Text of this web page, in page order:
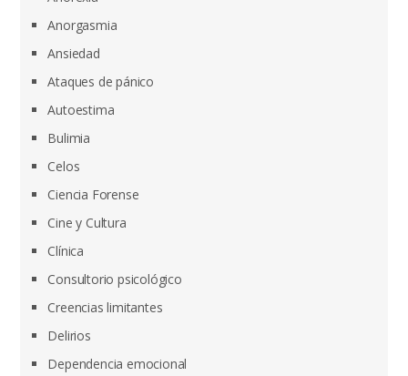
Anorgasmia
Ansiedad
Ataques de pánico
Autoestima
Bulimia
Celos
Ciencia Forense
Cine y Cultura
Clínica
Consultorio psicológico
Creencias limitantes
Delirios
Dependencia emocional